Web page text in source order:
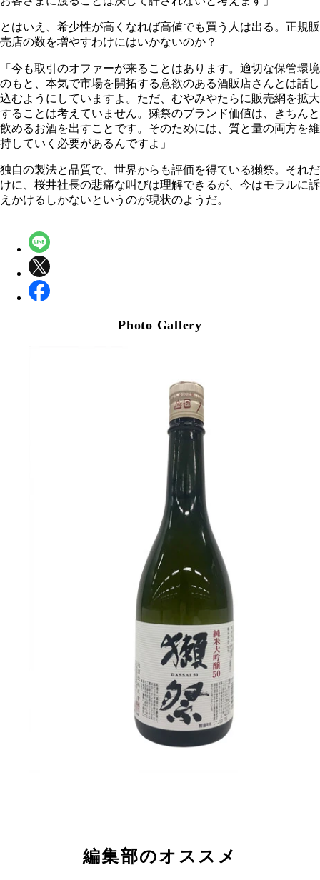
とはいえ、希少性が高くなれば高値でも買う人は出る。正規販
売店の数を増やすわけにはいかないのか？
「今も取引のオファーが来ることはあります。適切な保管環境
のもと、本気で市場を開拓する意欲のある酒販店さんとは話し
込むようにしていますよ。ただ、むやみやたらに販売網を拡大
することは考えていません。獺祭のブランド価値は、きちんと
飲めるお酒を出すことです。そのためには、質と量の両方を維
持していく必要があるんですよ」
独自の製法と品質で、世界からも評価を得ている獺祭。それだ
けに、桜井社長の悲痛な叫びは理解できるが、今はモラルに訴
えかけるしかないというのが現状のようだ。
Photo Gallery
編集部のオススメ